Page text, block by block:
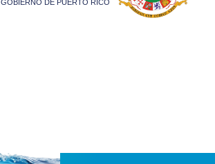
GOBIERNO DE PUERTO RICO